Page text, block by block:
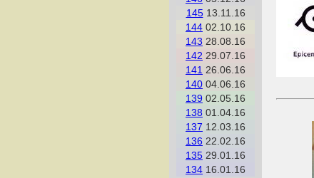
14513.11.16
144 02.10.16
143 28.08.16
142 29.07.16
141 26.06.16
140 04.06.16
139 02.05.16
138 01.04.16
137 12.03.16
136 22.02.16
135 29.01.16
134 16.01.16